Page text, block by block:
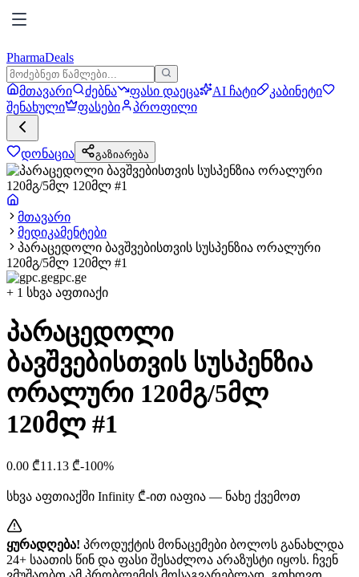
PharmaDeals
მთავარი ძებნა ფასი დაეცა AI ჩატი
კაბინეტი
შენახული
ფასები პროფილი
დონაცია გაზიარება
მთავარი
მედიკამენტები
პარაცედოლი ბავშვებისთვის სუსპენზია ორალური
120მგ/5მლ 120მლ #1
gpc.ge
+ 1 სხვა აფთიაქი
პარაცედოლი
ბავშვებისთვის სუსპენზია
ორალური 120მგ/5მლ
120მლ #1
0.00 ₾11.13 ₾-100%
სხვა აფთიაქში Infinity ₾-ით იაფია — ნახე ქვემოთ
ყურადღება! პროდუქტის მონაცემები ბოლოს განახლდა
24+ საათის წინ და ფასი შესაძლოა არაზუსტი იყოს. ჩვენ